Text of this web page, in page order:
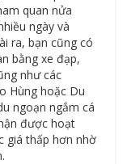
quan nửa
ngày và
ra, bạn cũng có
bằng xe đạp,
như các
Hùng hoặc Du
ngoạn ngắm cá
được hoạt
giá thấp hơn nhờ